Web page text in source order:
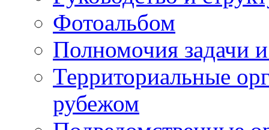
Фотоальбом
Полномочия задачи
Территориальные
рубежом